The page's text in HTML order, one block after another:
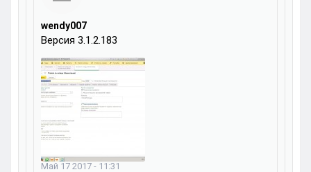
wendy007
Версия 3.1.2.183
Май 17 2017 - 11:31